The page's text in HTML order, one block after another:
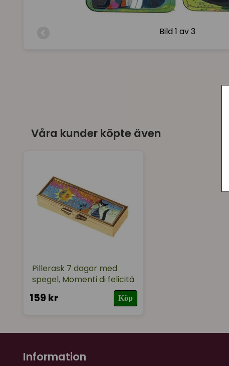
Bild1 av 3
Våra kunder köpte även
Pillerask 7 dagar med
spegel, Momenti di felicitá
159 kr Köp
Information